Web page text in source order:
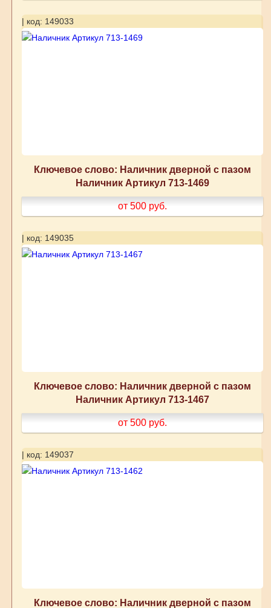
| код: 149033
Ключевое слово: Наличник дверной с пазом
Наличник Артикул 713-1469
от 500 руб.
| код: 149035
Ключевое слово: Наличник дверной с пазом
Наличник Артикул 713-1467
от 500 руб.
| код: 149037
Ключевое слово: Наличник дверной с пазом